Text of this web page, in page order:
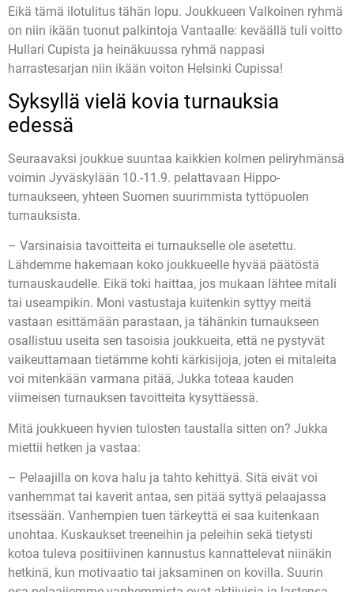
Eikä tämä ilotulitus tähän lopu. Joukkueen Valkoinen ryhmä
on niin ikään tuonut palkintoja Vantaalle: keväällä tuli voitto
Hullari Cupista ja heinäkuussa ryhmä nappasi
harrastesarjan niin ikään voiton Helsinki Cupissa!
Syksyllä vielä kovia turnauksia
edessä
Seuraavaksi joukkue suuntaa kaikkien kolmen peliryhmänsä
voimin Jyväskylään 10.-11.9. pelattavaan Hippo-
turnaukseen, yhteen Suomen suurimmista tyttöpuolen
turnauksista.
– Varsinaisia tavoitteita ei turnaukselle ole asetettu.
Lähdemme hakemaan koko joukkueelle hyvää päätöstä
turnauskaudelle. Eikä toki haittaa, jos mukaan lähtee mitali
tai useampikin. Moni vastustaja kuitenkin syttyy meitä
vastaan esittämään parastaan, ja tähänkin turnaukseen
osallistuu useita sen tasoisia joukkueita, että ne pystyvät
vaikeuttamaan tietämme kohti kärkisijoja, joten ei mitaleita
voi mitenkään varmana pitää, Jukka toteaa kauden
viimeisen turnauksen tavoitteita kysyttäessä.
Mitä joukkueen hyvien tulosten taustalla sitten on? Jukka
miettii hetken ja vastaa:
– Pelaajilla on kova halu ja tahto kehittyä. Sitä eivät voi
vanhemmat tai kaverit antaa, sen pitää syttyä pelaajassa
itsessään. Vanhempien tuen tärkeyttä ei saa kuitenkaan
unohtaa. Kuskaukset treeneihin ja peleihin sekä tietysti
kotoa tuleva positiivinen kannustus kannattelevat niinäkin
hetkinä, kun motivaatio tai jaksaminen on kovilla. Suurin